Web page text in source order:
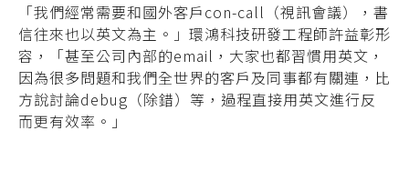
「我們經常需要和國外客戶con-call（視訊會議），書
信往來也以英文為主。」環鴻科技研發工程師許益彰形
容，「甚至公司內部的email，大家也都習慣用英文，
因為很多問題和我們全世界的客戶及同事都有關連，比
方說討論debug（除錯）等，過程直接用英文進行反
而更有效率。」